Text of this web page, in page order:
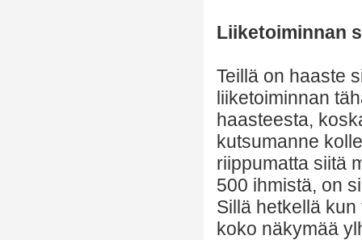
Liiketoiminnan
Teillä on haaste
liiketoiminnan
haasteesta,
kutsumanne
riippumatta siitä
500 ihmistä, on
Sillä hetkellä
koko näkymää